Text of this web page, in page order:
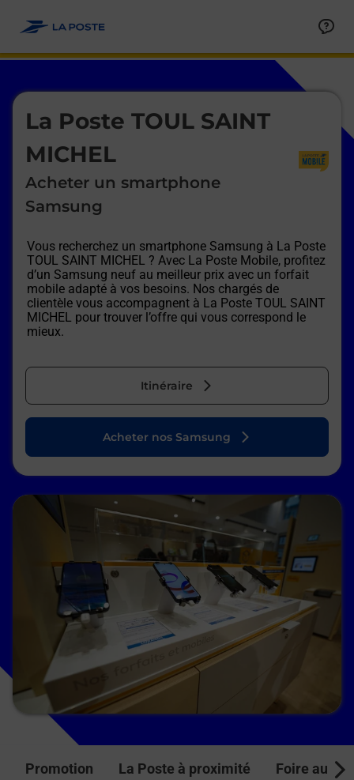
La Poste TOUL SAINT
MICHEL
Acheter un smartphone
Samsung
Vous recherchez un smartphone Samsung à La Poste
TOUL SAINT MICHEL ? Avec La Poste Mobile, profitez
d’un Samsung neuf au meilleur prix avec un forfait
mobile adapté à vos besoins. Nos chargés de
clientèle vous accompagnent à La Poste TOUL SAINT
MICHEL pour trouver l’offre qui vous correspond le
mieux.
Itinéraire
Le lien s'ouvre dans un nouvel onglet
Acheter nos Samsung
Promotion La Poste à proximité Foire aux